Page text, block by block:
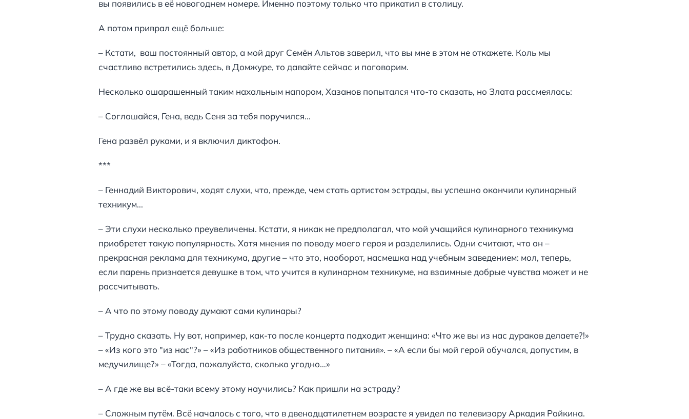
вы появились в её новогоднем номере. Именно поэтому только что прикатил в столицу.
А потом приврал ещё больше:
– Кстати, ваш постоянный автор, а мой друг Семён Альтов заверил, что вы мне в этом не откажете. Коль мы
счастливо встретились здесь, в Домжуре, то давайте сейчас и поговорим.
Несколько ошарашенный таким нахальным напором, Хазанов попытался что-то сказать, но Злата рассмеялась:
– Соглашайся, Гена, ведь Сеня за тебя поручился…
Гена развёл руками, и я включил диктофон.
***
– Геннадий Викторович, ходят слухи, что, прежде, чем стать артистом эстрады, вы успешно окончили кулинарный
техникум...
– Эти слухи несколько преувеличены. Кстати, я никак не предполагал, что мой учащийся кулинарного техникума
приобретет такую популярность. Хотя мнения по поводу моего героя и разделились. Одни считают, что он –
прекрасная реклама для техникума, другие – что это, наоборот, насмешка над учебным заведением: мол, теперь,
если парень признается девушке в том, что учится в кулинарном техникуме, на взаимные добрые чувства может и не
рассчитывать.
– А что по этому поводу думают сами кулинары?
– Трудно сказать. Ну вот, например, как-то после концерта подходит женщина: «Что же вы из нас дураков делаете?!»
– «Из кого это "из нас"?» – «Из работников общественного питания». – «А если бы мой герой обучался, допустим, в
медучилище?» – «Тогда, пожалуйста, сколько угодно…»
– А где же вы всё-таки всему этому научились? Как пришли на эстраду?
– Сложным путём. Всё началось с того, что в двенадцатилетнем возрасте я увидел по телевизору Аркадия Райкина.